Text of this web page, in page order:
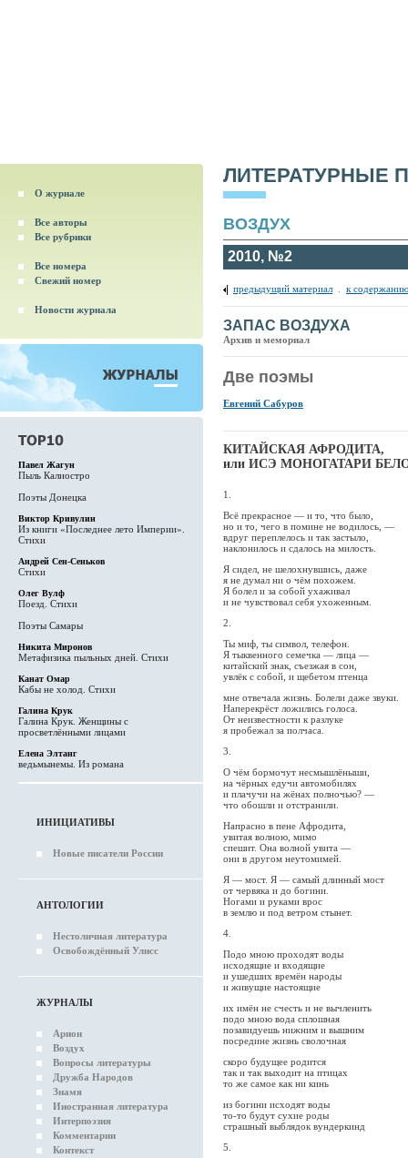
О журнале
Все авторы
Все рубрики
Все номера
Свежий номер
Новости журнала
Павел Жагун
Пыль Калиостро
Поэты Донецка
Виктор Кривулин
Из книги «Последнее лето Империи».
Стихи
Андрей Сен-Сеньков
Стихи
Олег Вулф
Поезд. Стихи
Поэты Самары
Никита Миронов
Метафизика пыльных дней. Стихи
Канат Омар
Кабы не холод. Стихи
Галина Крук
Галина Крук. Женщины с
просветлёнными лицами
Елена Элтанг
ведьмынемы. Из романа
ИНИЦИАТИВЫ
Новые писатели России
АНТОЛОГИИ
Нестоличная литература
Освобождённый Улисс
ЖУРНАЛЫ
Арион
Воздух
Вопросы литературы
Дружба Народов
Знамя
Иностранная литература
Интерпоэзия
Комментарии
Контекст
ЛИТЕРАТУРНЫЕ
ВОЗДУХ
2010, №2
предыдущий материал к
ЗАПАС ВОЗДУХА
Архив и мемориал
Две поэмы
Евгений Сабуров
КИТАЙСКАЯ АФРОДИТА,
или ИСЭ МОНОГАТАРИ
1.
Всё прекрасное — и то, что было,
но и то, чего в помине не водилось, —
вдруг переплелось и так застыло,
наклонилось и сдалось на милость.
Я сидел, не шелохнувшись, даже
я не думал ни о чём похожем.
Я болел и за собой ухаживал
и не чувствовал себя ухоженным.
2.
Ты миф, ты символ, телефон.
Я тыквенного семечка — лица —
китайский знак, съезжая в сон,
увлёк с собой, и щебетом птенца
мне отвечала жизнь. Болели даже звуки.
Наперекрёст ложились голоса.
От неизвестности к разлуке
я пробежал за полчаса.
3.
О чём бормочут несмышлёныши,
на чёрных едучи автомобилях
и плачучи на жёнах полночью? —
что обошли и отстранили.
Напрасно в пене Афродита,
увитая волною, мимо
спешит. Она волной увита —
они в другом неутомимей.
Я — мост. Я — самый длинный мост
от червяка и до богини.
Ногами и руками врос
в землю и под ветром стынет.
4.
Подо мною проходят воды
исходящие и входящие
и ушедших времён народы
и живущие настоящие
их имён не счесть и не вычленить
подо мною вода сплошная
позавидуешь нижним и вышним
посредине жизнь сволочная
скоро будущее родится
так и так выходит на птицах
то же самое как ни кинь
из богини исходят воды
то-то будут сухие роды
страшный выблядок вундеркинд
5.